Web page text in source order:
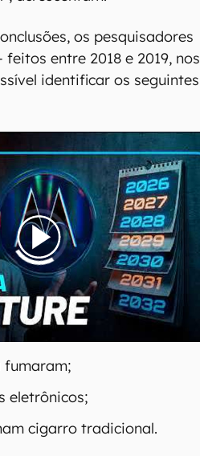
os pesquisadores
entre 2018 e 2019, nos
identificar os seguintes
fumaram;
eletrônicos;
cigarro tradicional.